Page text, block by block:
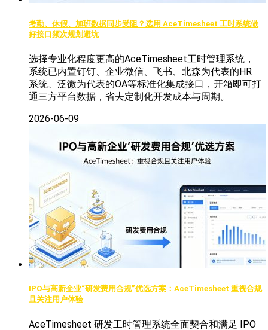
考勤、休假、加班数据同步受阻？选用 AceTimesheet 工时系统做
好接口频次规划避坑
选择专业化程度更高的AceTimesheet工时管理系统，
系统已内置钉钉、企业微信、飞书、北森为代表的HR
系统、泛微为代表的OA等标准化集成接口，开箱即可打
通三方平台数据，省去定制化开发成本与周期。
2026-06-09
IPO与高新企业“研发费用合规”优选方案：AceTimesheet 重视合规
且关注用户体验
AceTimesheet 研发工时管理系统全面契合和满足 IPO